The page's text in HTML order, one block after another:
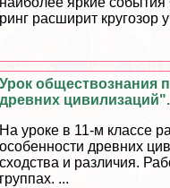
ринг расширит кругозор
Урок обществознания
древних цивилизаций".
На уроке в 11-м классе
особенности древних
сходства и различия.
группах. ...